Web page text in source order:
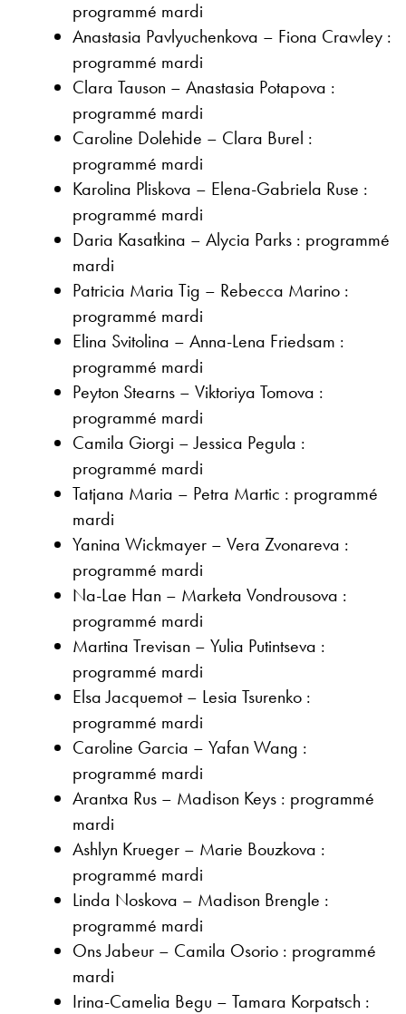
programmé mardi
Anastasia Pavlyuchenkova – Fiona Crawley :
programmé mardi
Clara Tauson – Anastasia Potapova :
programmé mardi
Caroline Dolehide – Clara Burel :
programmé mardi
Karolina Pliskova – Elena-Gabriela Ruse :
programmé mardi
Daria Kasatkina – Alycia Parks : programmé
mardi
Patricia Maria Tig – Rebecca Marino :
programmé mardi
Elina Svitolina – Anna-Lena Friedsam :
programmé mardi
Peyton Stearns – Viktoriya Tomova :
programmé mardi
Camila Giorgi – Jessica Pegula :
programmé mardi
Tatjana Maria – Petra Martic : programmé
mardi
Yanina Wickmayer – Vera Zvonareva :
programmé mardi
Na-Lae Han – Marketa Vondrousova :
programmé mardi
Martina Trevisan – Yulia Putintseva :
programmé mardi
Elsa Jacquemot – Lesia Tsurenko :
programmé mardi
Caroline Garcia – Yafan Wang :
programmé mardi
Arantxa Rus – Madison Keys : programmé
mardi
Ashlyn Krueger – Marie Bouzkova :
programmé mardi
Linda Noskova – Madison Brengle :
programmé mardi
Ons Jabeur – Camila Osorio : programmé
mardi
Irina-Camelia Begu – Tamara Korpatsch :